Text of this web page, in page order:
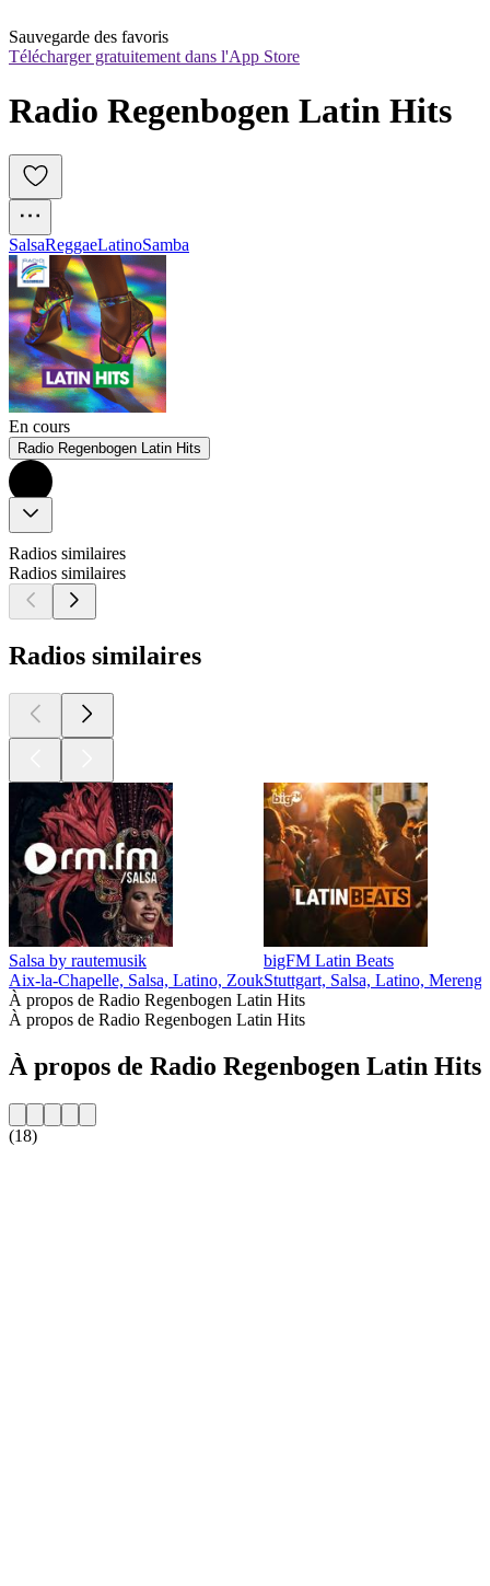
Sauvegarde des favoris
Télécharger gratuitement dans l'App Store
Radio Regenbogen Latin Hits
SalsaReggaeLatinoSamba
En cours
Radio Regenbogen Latin Hits
Radios similaires
Radios similaires
Radios similaires
Salsa by rautemusik
Aix-la-Chapelle, Salsa, Latino, Zouk
bigFM Latin Beats
Stuttgart, Salsa, Latino,
À propos de Radio Regenbogen Latin Hits
À propos de Radio Regenbogen Latin Hits
À propos de Radio Regenbogen Latin Hits
(18)